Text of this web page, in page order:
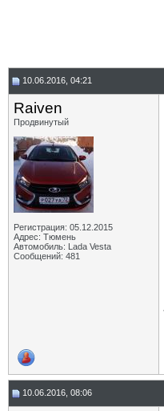
10.06.2016, 04:21
Raiven
Продвинутый
Регистрация: 05.12.2015
Адрес: Тюмень
Автомобиль: Lada Vesta
Сообщений: 481
10.06.2016, 08:06